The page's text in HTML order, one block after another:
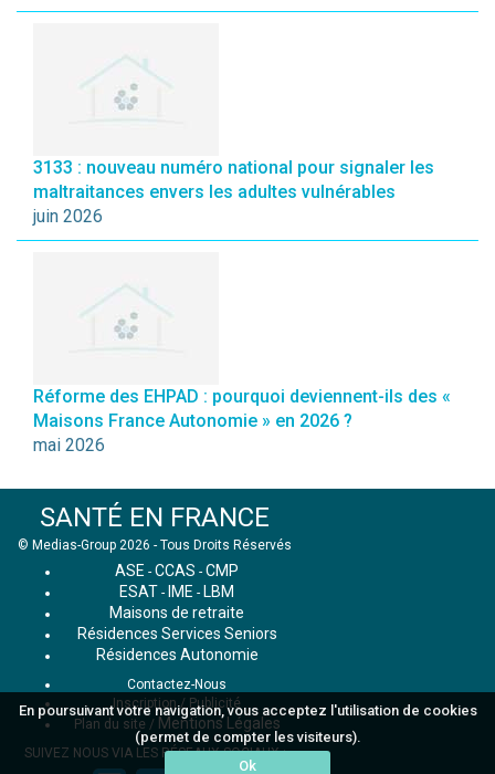
En poursuivant votre navigation, vous acceptez l'utilisation de cookies
(permet de compter les visiteurs).
Ok
3133 : nouveau numéro national pour signaler les
maltraitances envers les adultes vulnérables
juin 2026
Réforme des EHPAD : pourquoi deviennent-ils des «
Maisons France Autonomie » en 2026 ?
mai 2026
SANTÉ EN FRANCE
© Medias-Group 2026 - Tous Droits Réservés
ASE - CCAS - CMP
ESAT - IME - LBM
Maisons de retraite
Résidences Services Seniors
Résidences Autonomie
Contactez-Nous
Inscription / Publicité
Plan du site / Mentions Légales
SUIVEZ NOUS VIA LES RÉSEAUX SOCIAUX :